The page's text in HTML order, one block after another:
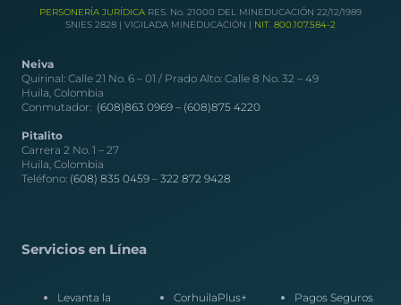
PERSONERÍA JURÍDICA RES. No. 21000 DEL MINEDUCACIÓN 22/12/1989
SNIES 2828 | VIGILADA MINEDUCACIÓN | NIT. 800.107.584-2
Neiva
Quirinal: Calle 21 No. 6 – 01 / Prado Alto: Calle 8 No. 32 – 49
Huila, Colombia
Conmutador: (608)863 0969 – (608)875 4220
Pitalito
Carrera 2 No. 1 – 27
Huila, Colombia
Teléfono: (608) 835 0459 – 322 872 9428
Servicios en Línea
Levanta la
CorhuilaPlus+
Pagos Seguros